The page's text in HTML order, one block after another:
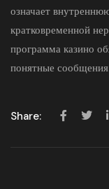
означает
кратковременной
программа казино
понятные сообщения
Share: